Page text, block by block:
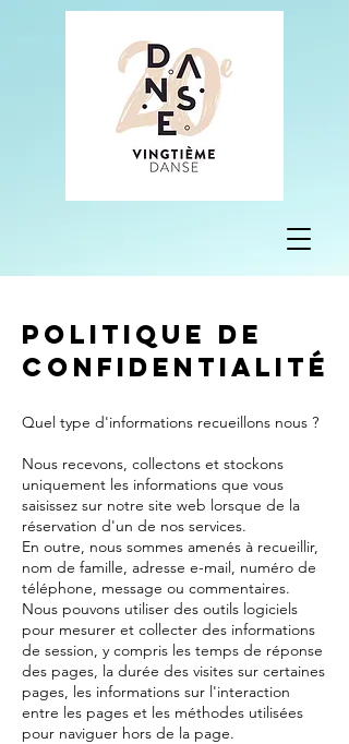
Politique de
confidentialité
Quel type d'informations recueillons nous ?
Nous recevons, collectons et stockons
uniquement les informations que vous
saisissez sur notre site web lorsque de la
réservation d'un de nos services.
En outre, nous sommes amenés à recueillir,
nom de famille, adresse e-mail, numéro de
téléphone, message ou commentaires.
Nous pouvons utiliser des outils logiciels
pour mesurer et collecter des informations
de session, y compris les temps de réponse
des pages, la durée des visites sur certaines
pages, les informations sur l'interaction
entre les pages et les méthodes utilisées
pour naviguer hors de la page.